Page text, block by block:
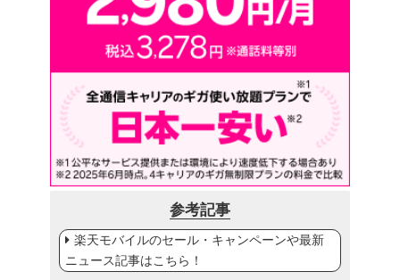
参考記事
楽天モバイルのセール・キャンペーンや最新
ニュース記事はこちら！